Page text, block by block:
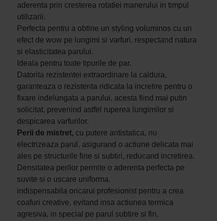
aderenta prin cresterea rotatiei manerului in timpul
utilizarii.
Perfecta pentru a obtine un styling voluminos cu un
efect de wow pe lungimi si varfuri, respectand natura
si elasticitatea parului.
Ideala pentru toate tipurile de par.
Datorita rezistentei extraordinare la caldura,
garanteaza o rezistenta ridicata la incretire pentru o
fixare indelungata a parului, acesta fiind mai putin
solicitat, prevenind astfel ruperea lungimilor si
despicarea varfurilor.
Perii de mistret, cu putere antistatica, nu
electrizeaza parul, asigurand o actiune delicata mai
ales pe structurile fine si subtiri, reducand incretirea.
Densitatea perilor permite o aderenta perfecta pe
suvite si o uscare uniforma.
indispensabila oricarui profesionist pentru a crea
coafuri creative, evitand insa actiunea termica
agresiva, in special pe parul subtire si fin.